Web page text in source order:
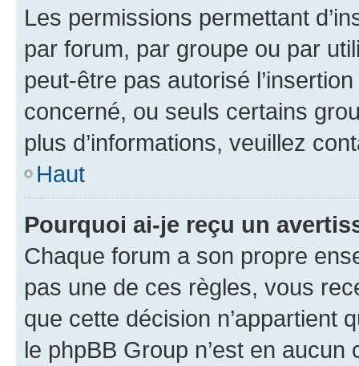
Les permissions permettant
par forum, par groupe ou par
peut-être pas autorisé
concerné, ou seuls certains
plus d’informations, veuillez
Haut
Pourquoi ai-je reçu un
Chaque forum a son propre
pas une de ces règles, vous
que cette décision n’appartient
le phpBB Group n’est en